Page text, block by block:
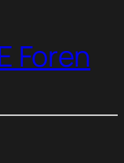
Foren